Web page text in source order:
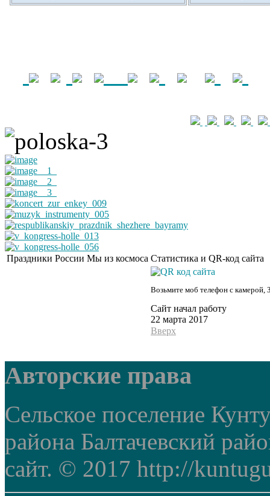
Праздники России Мы из космоса Статистика и QR-код сайта
Возьмите моб телефон с камерой,
Сайт начал работу
22 марта 2017
Вверх
Авторские права
Сельское поселение
района Балтачевский
сайт. © 2017 http://